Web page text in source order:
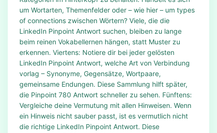
um Wortarten, Themenfelder oder – wie hier – um types
of connections zwischen Wörtern? Viele, die die
LinkedIn Pinpoint Antwort suchen, bleiben zu lange
beim reinen Vokabellernen hängen, statt Muster zu
erkennen. Viertens: Notiere dir bei jeder gelösten
LinkedIn Pinpoint Antwort, welche Art von Verbindung
vorlag – Synonyme, Gegensätze, Wortpaare,
gemeinsame Endungen. Diese Sammlung hilft später,
die Pinpoint 780 Antwort schneller zu sehen. Fünftens:
Vergleiche deine Vermutung mit allen Hinweisen. Wenn
ein Hinweis nicht sauber passt, ist es vermutlich nicht
die richtige LinkedIn Pinpoint Antwort. Diese